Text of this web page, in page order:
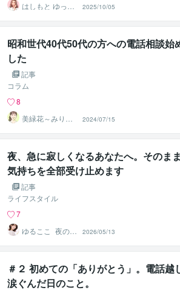
はしもと ゆっこ
♡救急こころの
相談室
2025/10/05
昭和世代40代50代の方への電話相談始
した
記事
コラム
8
美緑花～みりか
～☘️癒しと安心
の拠り所
2024/07/15
夜、急に寂しくなるあなたへ。そのま
気持ちを全部受け止めます
記事
ライフスタイル
7
ゆるここ_夜の温
かな心のサポー
ト♡
2026/05/13
＃２ 初めての「ありがとう」。電話越
涙ぐんだ日のこと。